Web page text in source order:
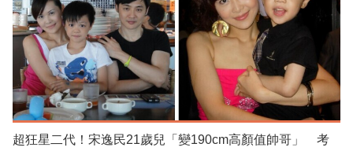
超狂星二代！宋逸民21歲兒「變190cm高顏值帥哥」 考